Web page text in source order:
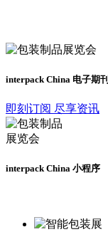
interpack China 电子期刊
即刻订阅 尽享资讯
interpack China 小程序